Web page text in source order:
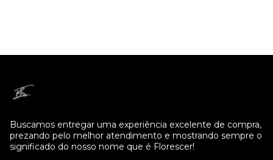
Buscamos entregar uma experiência excelente de compra,
prezando pelo melhor atendimento e mostrando sempre o
significado do nosso nome que é Florescer!